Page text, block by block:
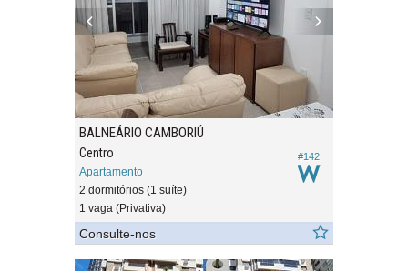
#142
BALNEÁRIO CAMBORIÚ
Centro
Apartamento
2 dormitórios (1 suíte)
1 vaga (Privativa)
Consulte-nos